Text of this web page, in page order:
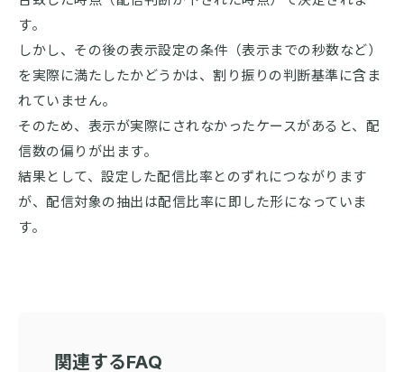
す。
しかし、その後の表示設定の条件（表示までの秒数など）
を実際に満たしたかどうかは、割り振りの判断基準に含ま
れていません。
そのため、表示が実際にされなかったケースがあると、配
信数の偏りが出ます。
結果として、設定した配信比率とのずれにつながります
が、配信対象の抽出は配信比率に即した形になっていま
す。
関連するFAQ